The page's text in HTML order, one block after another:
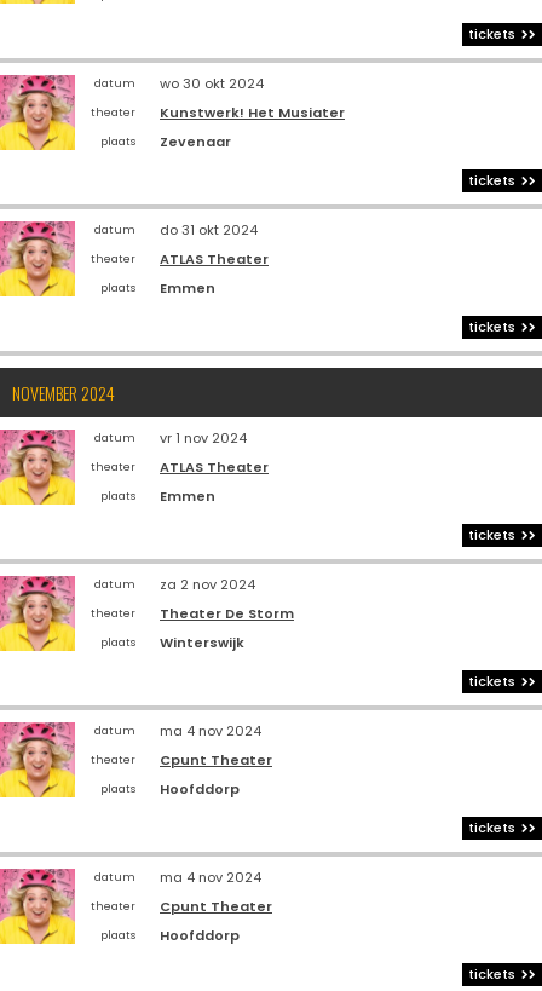
tickets
datum wo 30 okt 2024
theater Kunstwerk! Het Musiater
plaats
Zevenaar
tickets
datum do 31 okt 2024
theater ATLAS Theater
plaats
Emmen
tickets
NOVEMBER 2024
datum vr 1 nov 2024
theater ATLAS Theater
plaats
Emmen
tickets
datum za 2 nov 2024
theater Theater De Storm
plaats
Winterswijk
tickets
datum ma 4 nov 2024
theater Cpunt Theater
plaats
Hoofddorp
tickets
datum ma 4 nov 2024
theater Cpunt Theater
plaats
Hoofddorp
tickets